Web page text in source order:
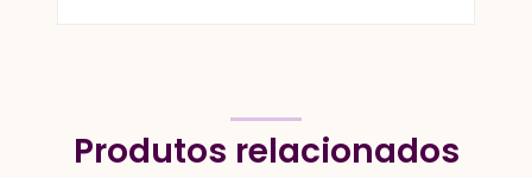
Produtos relacionados